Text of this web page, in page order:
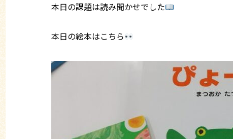
本日の課題は読み聞かせでした
本日の絵本はこちら